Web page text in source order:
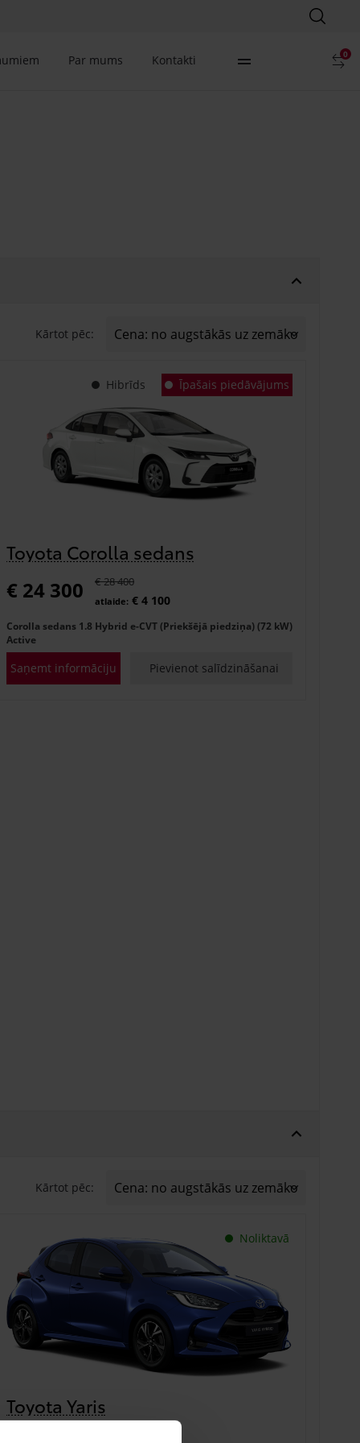
0
Par mums Kontakti
Kārtot pēc:
Hibrīds Īpašais piedāvājums
Toyota Corolla sedans
€ 24 300 € 28 400
atlaide: € 4 100
Corolla sedans 1.8 Hybrid e-CVT (Priekšējā piedziņa) (72 kW)
Active
Saņemt informāciju Pievienot salīdzināšanai
Kārtot pēc:
Noliktavā
Toyota Yaris